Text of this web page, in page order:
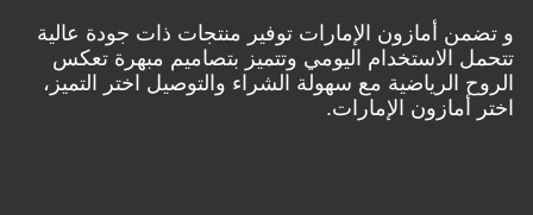
و تضمن أمازون الإمارات توفير منتجات ذات جودة عالية
تتحمل الاستخدام اليومي وتتميز بتصاميم مبهرة تعكس
الروح الرياضية مع سهولة الشراء والتوصيل اختر التميز،
اختر أمازون الإمارات.